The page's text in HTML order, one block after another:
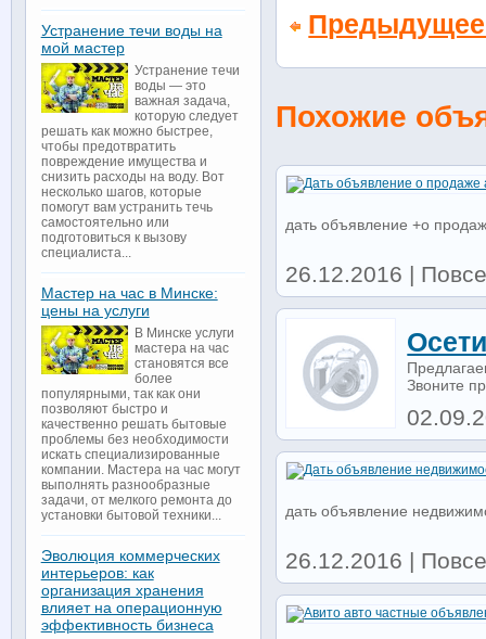
Похожие
дать объявление +о
26.12.2016 |
Звоните
дать объявление
26.12.2016 |
Устранение течи воды на
мой мастер
Устранение течи
воды — это
важная задача,
которую следует
решать как можно быстрее,
чтобы предотвратить
повреждение имущества и
снизить расходы на воду. Вот
несколько шагов, которые
помогут вам устранить течь
самостоятельно или
подготовиться к вызову
специалиста...
Мастер на час в Минске:
цены на услуги
В Минске услуги
мастера на час
становятся все
более
популярными, так как они
позволяют быстро и
качественно решать бытовые
проблемы без необходимости
искать специализированные
компании. Мастера на час могут
выполнять разнообразные
задачи, от мелкого ремонта до
установки бытовой техники...
Эволюция коммерческих
интерьеров: как
организация хранения
влияет на операционную
эффективность бизнеса